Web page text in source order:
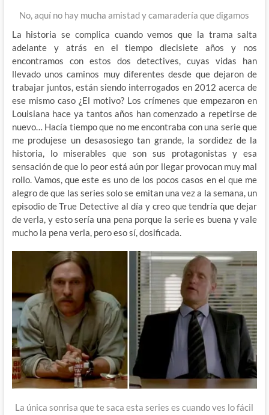
No, aquí no hay mucha amistad y camaradería que digamos
La historia se complica cuando vemos que la trama salta
adelante y atrás en el tiempo diecisiete años y nos
encontramos con estos dos detectives, cuyas vidas han
llevado unos caminos muy diferentes desde que dejaron de
trabajar juntos, están siendo interrogados en 2012 acerca de
ese mismo caso ¿El motivo? Los crímenes que empezaron en
Louisiana hace ya tantos años han comenzado a repetirse de
nuevo… Hacía tiempo que no me encontraba con una serie que
me produjese un desasosiego tan grande, la sordidez de la
historia, lo miserables que son sus protagonistas y esa
sensación de que lo peor está aún por llegar provocan muy mal
rollo. Vamos, que este es uno de los pocos casos en el que me
alegro de que las series solo se emitan una vez a la semana, un
episodio de True Detective al día y creo que tendría que dejar
de verla, y esto sería una pena porque la serie es buena y vale
mucho la pena verla, pero eso sí, dosificada.
La única sonrisa que te saca esta series es cuando ves lo fácil